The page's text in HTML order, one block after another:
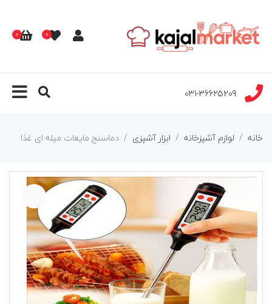
0
0
031-36625209
خانه لوازم آشپزخانه ابزار آشپزی دماسنج مایعات میله ای غذا